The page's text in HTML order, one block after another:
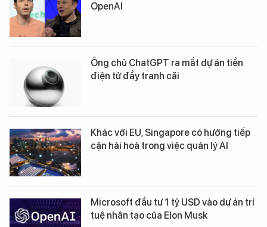
OpenAI
Ông chủ ChatGPT ra mắt dự án tiền
điện tử đầy tranh cãi
Khác với EU, Singapore có hướng tiếp
cận hài hoà trong việc quản lý AI
Microsoft đầu tư 1 tỷ USD vào dự án trí
tuệ nhân tạo của Elon Musk